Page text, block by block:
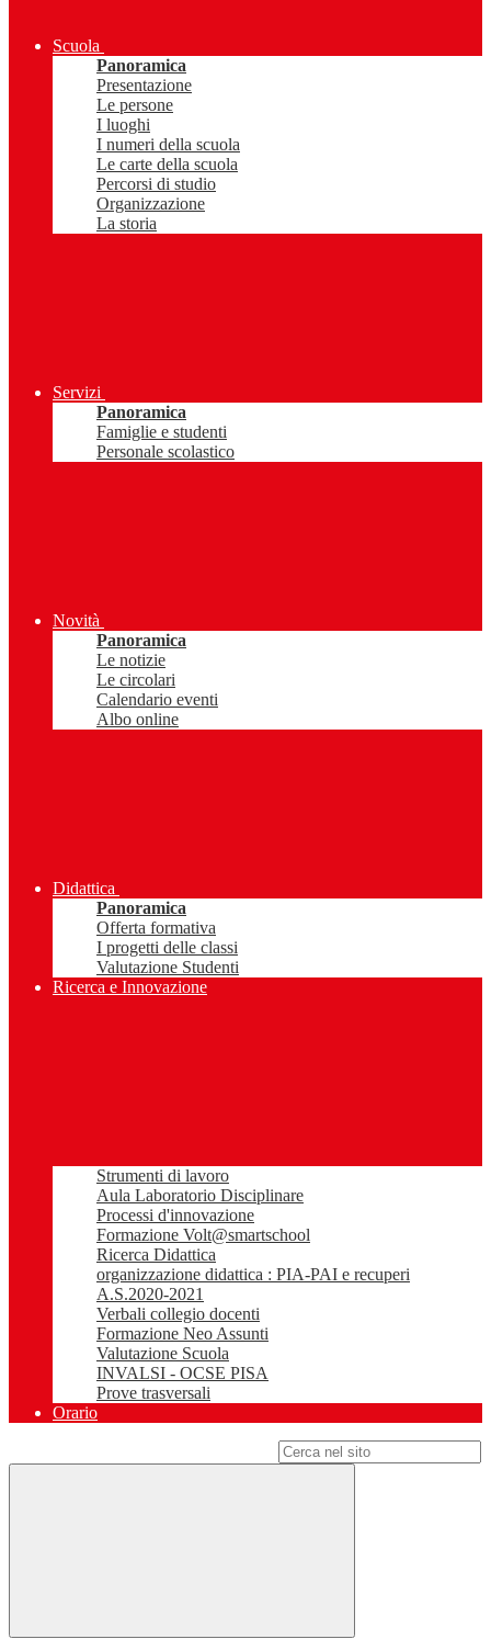
Scuola
Panoramica
Presentazione
Le persone
I luoghi
I numeri della scuola
Le carte della scuola
Percorsi di studio
Organizzazione
La storia
Servizi
Panoramica
Famiglie e studenti
Personale scolastico
Novità
Panoramica
Le notizie
Le circolari
Calendario eventi
Albo online
Didattica
Panoramica
Offerta formativa
I progetti delle classi
Valutazione Studenti
Ricerca e Innovazione
Strumenti di lavoro
Aula Laboratorio Disciplinare
Processi d'innovazione
Formazione Volt@smartschool
Ricerca Didattica
organizzazione didattica : PIA-PAI e recuperi
A.S.2020-2021
Verbali collegio docenti
Formazione Neo Assunti
Valutazione Scuola
INVALSI - OCSE PISA
Prove trasversali
Orario